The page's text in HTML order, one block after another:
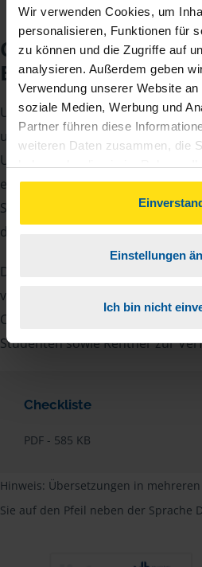
Wir verwenden Cookies, um
personalisieren, Funktionen für
zu können und die Zugriffe auf
analysieren. Außerdem geben
Verwendung unserer Website
soziale Medien, Werbung und
Partner führen diese
weiteren Daten zusammen, die
haben oder die sie im Rahmen
gesammelt haben. Indem Sie
können Sie der Verwendung von
unserer➔
Einstellungen
Ich bin nicht
Checkliste für Ihr
Beratungsgespräch
Um Ihre Steuererklärung
unsere Beraterinnen und
Unterlagen von Ihnen. Dazu
elektronische
Steueridentifikationsnummer,
die Bescheinigung über das
Damit Sie sich gut vorbereiten
vielen Nachweise vergessen,
Checkliste für Arbeitnehmer,
Studenten sowie Rentner zur
Checkliste
PDF - 585 KB
Hinweis: Übersetzungen in
Sie auf den Pfeil neben der Sprache